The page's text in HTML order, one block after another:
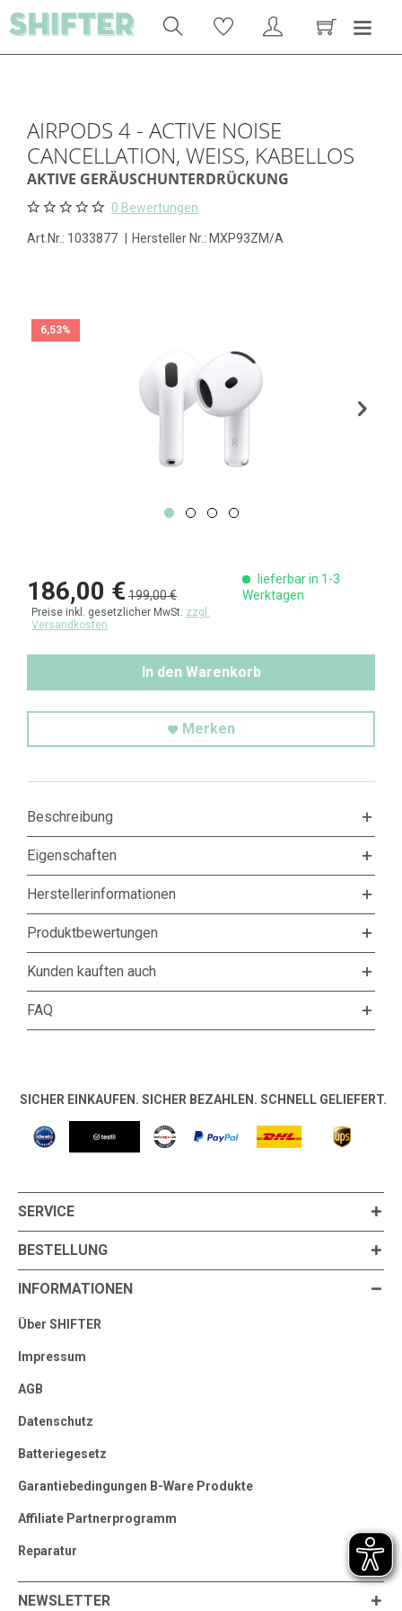
AIRPODS 4 - ACTIVE NOISE
CANCELLATION, WEISS, KABELLOS
AKTIVE GERÄUSCHUNTERDRÜCKUNG
0 Bewertungen
Art.Nr.: 1033877 Hersteller Nr.: MXP93ZM/A
6,53%
186,00 €199,00 €
Preise inkl. gesetzlicher MwSt. zzgl.
Versandkosten
lieferbar in 1-3
Werktagen
In den Warenkorb
Merken
Beschreibung
Eigenschaften
Herstellerinformationen
Produktbewertungen
Kunden kauften auch
FAQ
SICHER EINKAUFEN. SICHER BEZAHLEN. SCHNELL GELIEFERT.
SERVICE
BESTELLUNG
INFORMATIONEN
Über SHIFTER
Impressum
AGB
Datenschutz
Batteriegesetz
Garantiebedingungen B-Ware Produkte
Affiliate Partnerprogramm
Reparatur
NEWSLETTER